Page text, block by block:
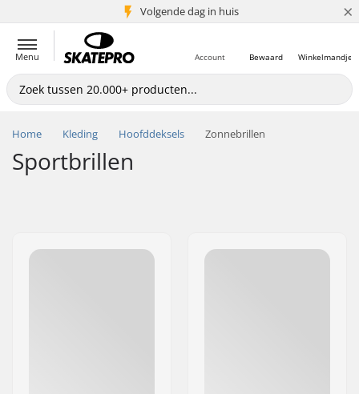
Volgende dag in huis
5+ mln. klanten ×
Menu Winkelmandje
Bewaard
Account
Home Kleding Hoofddeksels Zonnebrillen
Sportbrillen